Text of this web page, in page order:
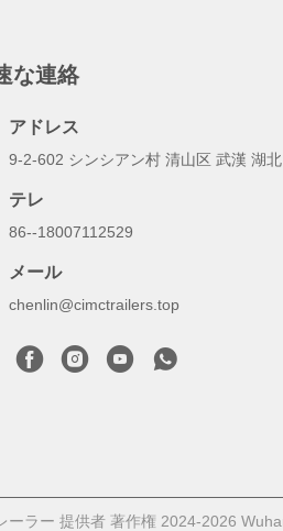
な連絡
アドレス
9-2-602 シンシアン村 清山区 武漢 湖
テレ
86--18007112529
メール
chenlin@cimctrailers.top
ラー 提供者 著作権 2024-2026